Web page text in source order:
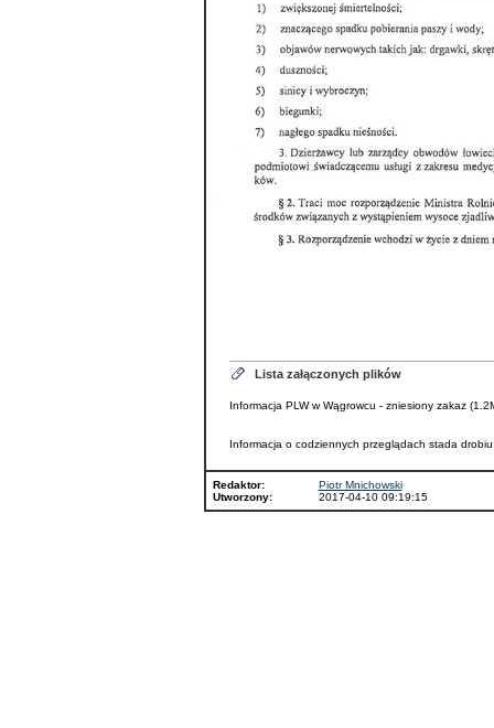
Lista załączonych plików
Informacja PLW w Wągrowcu - zniesiony zakaz
Informacja o codziennych przeglądach stada drobiu
Redaktor:
Piotr Mnichowski
Utworzony:
2017-04-10 09:19:15